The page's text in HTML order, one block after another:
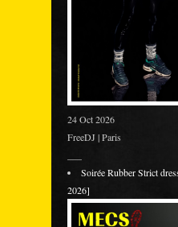
24 Oct 2026
FreeDJ | Paris
Soirée Rubber Strict
2026]